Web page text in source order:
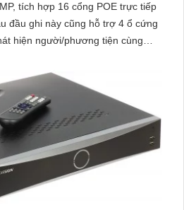
tích hợp 16 cổng POE trực tiếp
hiện người/phương tiện cùng